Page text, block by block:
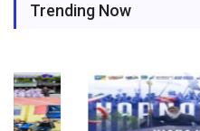
Trending Now